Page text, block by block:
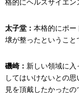
格的にヘルスサイエン
太子堂： 本格的にポー
壌が整ったということ
磯崎： 新しい領域に
してはいけないとの
見を頂戴したかった